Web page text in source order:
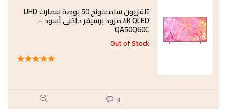
تلفزيون سامسونج 50 بوصة سمارت UHD
4K QLED مزود برسيفر داخلى أسود –
QA50Q60C
Out of Stock
★
★
★
★
★
3